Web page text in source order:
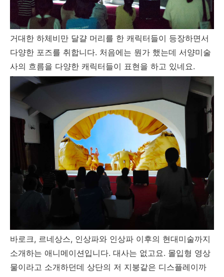
거대한 하체비만 달걀 머리를 한 캐릭터들이 등장하면서
다양한 포즈를 취합니다. 처음에는 뭔가 했는데 서양미술
사의 흐름을 다양한 캐릭터들이 표현을 하고 있네요.
바로크, 르네상스, 인상파와 인상파 이후의 현대미술까지
소개하는 애니메이션입니다. 대사는 없고요. 몰입형 영상
물이라고 소개하던데 상단의 저 지붕같은 디스플레이까